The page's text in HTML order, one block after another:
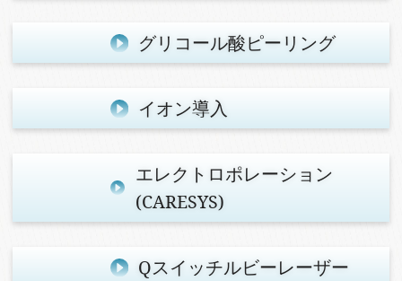
グリコール酸ピーリング
イオン導入
エレクトロポレーション
(CARESYS)
Qスイッチルビーレーザー